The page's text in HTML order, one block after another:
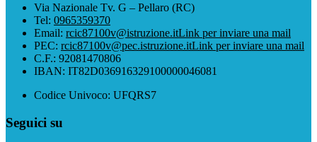
Via Nazionale Tv. G – Pellaro (RC)
Tel: 0965359370
Email: rcic87100v@istruzione.itLink per inviare una mail
PEC: rcic87100v@pec.istruzione.itLink per inviare una mail
C.F.: 92081470806
IBAN: IT82D036916329100000046081
Codice Univoco: UFQRS7
Seguici su